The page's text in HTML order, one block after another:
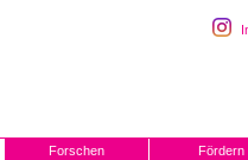
Forschen Fördern